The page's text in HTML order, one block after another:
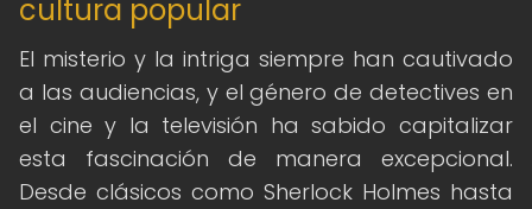
cultura popular
El misterio y la intriga siempre han cautivado
a las audiencias, y el género de detectives en
el cine y la televisión ha sabido capitalizar
esta fascinación de manera excepcional.
Desde clásicos como Sherlock Holmes hasta